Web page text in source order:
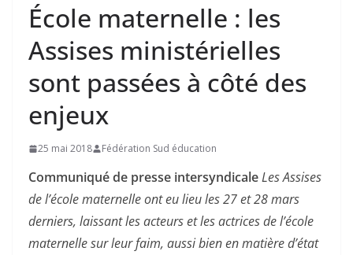
École maternelle : les
Assises ministérielles
sont passées à côté des
enjeux
25 mai 2018 Fédération Sud éducation
Communiqué de presse intersyndicaleLes Assises
de l’école maternelle ont eu lieu les 27 et 28 mars
derniers, laissant les acteurs et les actrices de l’école
maternelle sur leur faim, aussi bien en matière d’état